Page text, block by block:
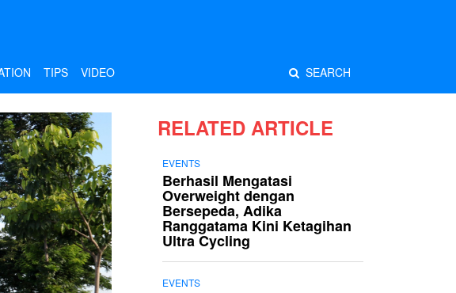
TIPS VIDEO SEARCH
RELATED ARTICLE
EVENTS
Berhasil Mengatasi
Overweight dengan
Bersepeda, Adika
Ranggatama Kini Ketagihan
Ultra Cycling
EVENTS